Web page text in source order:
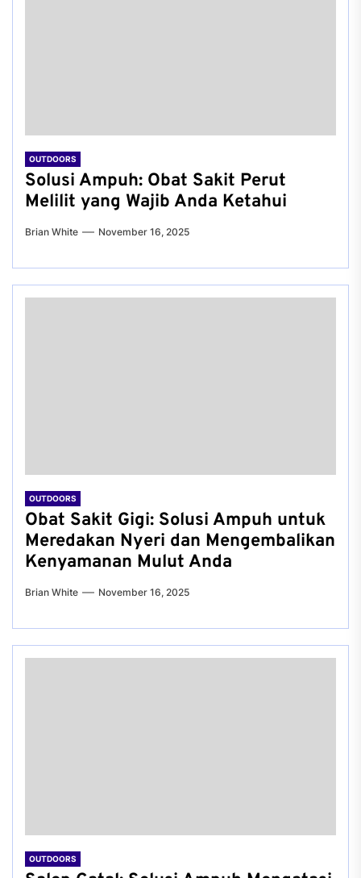
OUTDOORS
Solusi Ampuh: Obat Sakit Perut
Melilit yang Wajib Anda Ketahui
Brian White November 16, 2025
OUTDOORS
Obat Sakit Gigi: Solusi Ampuh untuk
Meredakan Nyeri dan Mengembalikan
Kenyamanan Mulut Anda
Brian White November 16, 2025
OUTDOORS